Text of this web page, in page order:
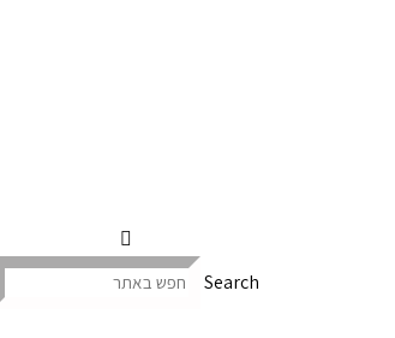
Search